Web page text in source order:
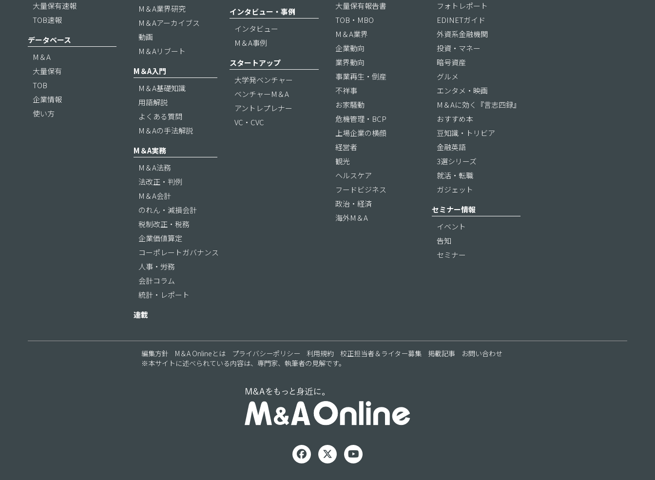
大量保有速報
TOB速報
データベース
M＆A
大量保有
TOB
企業情報
使い方
M＆A業界研究
M＆Aアーカイブス
動画
M＆Aリブート
M＆A入門
M＆A基礎知識
用語解説
よくある質問
M＆Aの手法解説
M＆A実務
M＆A法務
法改正・判例
M＆A会計
のれん・減損会計
税制改正・税務
企業価値算定
コーポレートガバナンス
人事・労務
会計コラム
統計・レポート
連載
インタビュー・事例
インタビュー
M＆A事例
スタートアップ
大学発ベンチャー
ベンチャーM＆A
アントレプレナー
VC・CVC
大量保有報告書
TOB・MBO
M＆A業界
企業動向
業界動向
事業再生・倒産
不祥事
お家騒動
危機管理・BCP
上場企業の横顔
経営者
観光
ヘルスケア
フードビジネス
政治・経済
海外M＆A
フォトレポート
EDINETガイド
外資系金融機関
投資・マネー
暗号資産
グルメ
エンタメ・映画
M＆Aに効く『言志四録』
おすすめ本
豆知識・トリビア
金融英語
3選シリーズ
就活・転職
ガジェット
セミナー情報
イベント
告知
セミナー
編集方針 M＆A Onlineとは プライバシーポリシー 利用規約 校正担当者＆ライター募集 掲載記事
お問い合わせ
※本サイトに述べられている内容は、専門家、執筆者の見解です。